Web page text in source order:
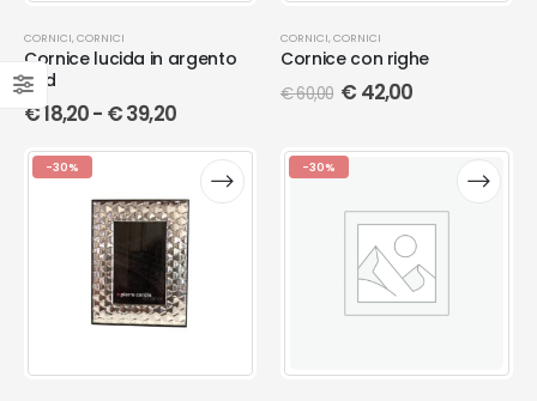
CORNICI, CORNICI
Cornice lucida in argento
pvd
€18,20- €39,20
CORNICI, CORNICI
Cornice con righe
€60,00 € 42,00
-30% -30%